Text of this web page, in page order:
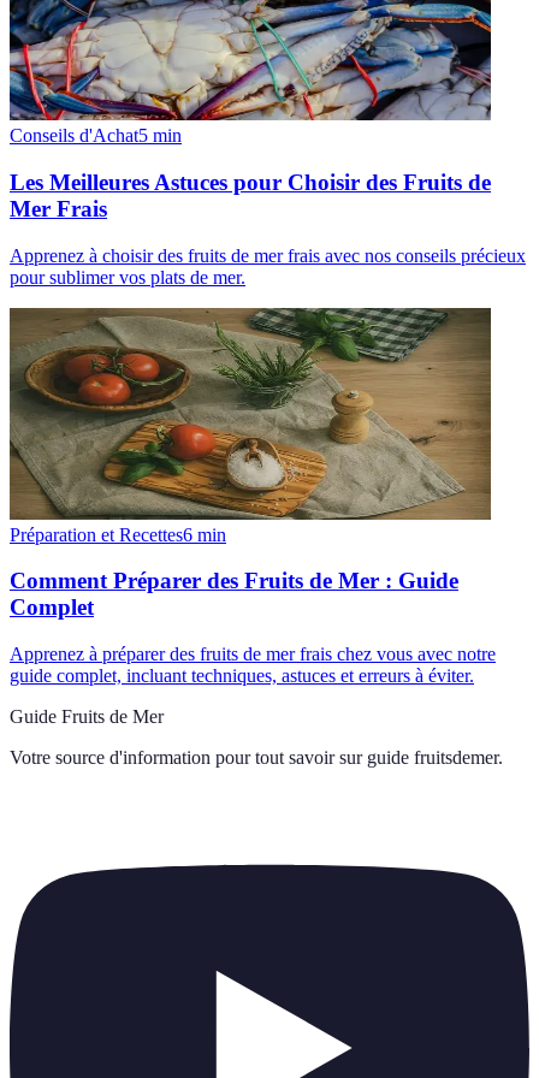
Conseils d'Achat5 min
Les Meilleures Astuces pour Choisir des Fruits de
Mer Frais
Apprenez à choisir des fruits de mer frais avec nos conseils précieux
pour sublimer vos plats de mer.
Préparation et Recettes6 min
Comment Préparer des Fruits de Mer : Guide
Complet
Apprenez à préparer des fruits de mer frais chez vous avec notre
guide complet, incluant techniques, astuces et erreurs à éviter.
Guide Fruits de Mer
Votre source d'information pour tout savoir sur guide fruitsdemer.